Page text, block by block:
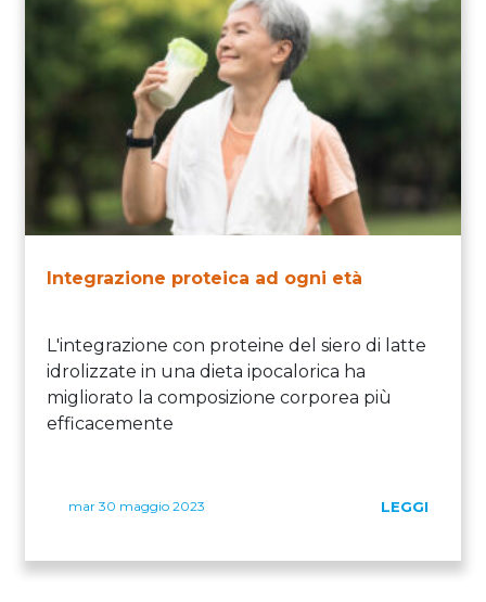
Integrazione proteica ad ogni età
L'integrazione con proteine del siero di latte
idrolizzate in una dieta ipocalorica ha
migliorato la composizione corporea più
efficacemente
mar 30 maggio 2023 LEGGI